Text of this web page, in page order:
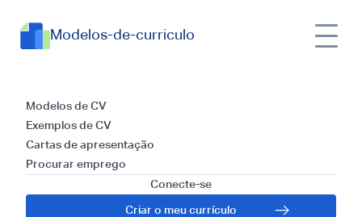
Modelos-de-curriculo
Modelos de CV
Exemplos de CV
Cartas de apresentação
Procurar emprego
Conecte-se
Criar o meu currículo
Guia Definitivo:
Criando um
Currículo Eficaz